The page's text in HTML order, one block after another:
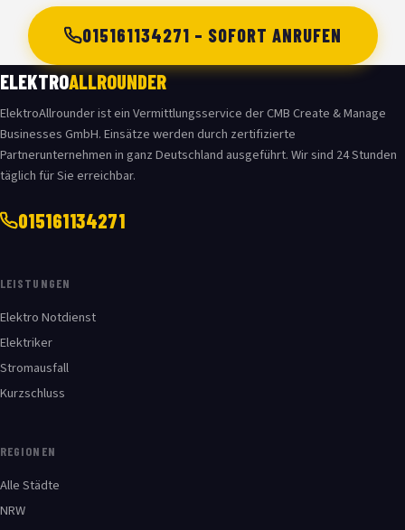
015161134271 – SOFORT ANRUFEN
ELEKTROALLROUNDER
ElektroAllrounder ist ein Vermittlungsservice der CMB Create & Manage
Businesses GmbH. Einsätze werden durch zertifizierte
Partnerunternehmen in ganz Deutschland ausgeführt. Wir sind 24 Stunden
täglich für Sie erreichbar.
015161134271
LEISTUNGEN
Elektro Notdienst
Elektriker
Stromausfall
Kurzschluss
REGIONEN
Alle Städte
NRW